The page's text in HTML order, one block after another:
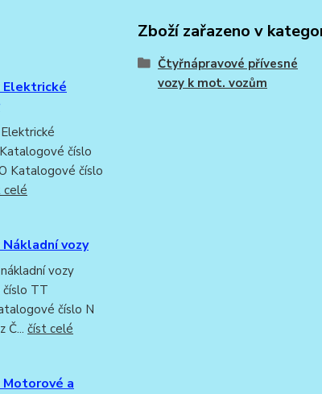
Elektrické
číslo
Katalogové číslo
celé
vozy
vozy
číslo TT
číslo N
Č... číst celé
Motorové a
Zboží zařazeno v
Čtyřnápravové přívesné
vozy k mot. vozům